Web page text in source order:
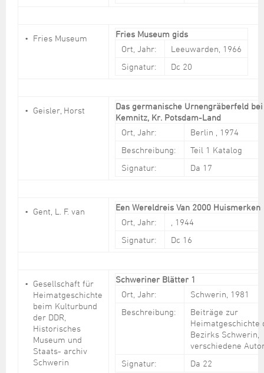
Fries Museum
Fries Museum gids
Ort, Jahr:
Leeuwarden, 1966
Signatur:
Dc 20
Geisler, Horst
Das germanische Urnengräberfeld bei
Kemnitz, Kr. Potsdam-Land
Ort, Jahr:
Berlin , 1974
Beschreibung:
Teil 1 Katalog
Signatur:
Da 17
Gent, L. F. van
Een Wereldreis Van 2000 Huismerken
Ort, Jahr:
, 1944
Signatur:
Dc 16
Gesellschaft für
Heimatgeschichte
beim Kulturbund
der DDR,
Historisches
Museum und
Staats- archiv
Schwerin
Schweriner Blätter 1
Ort, Jahr:
Schwerin, 1981
Beschreibung:
Beiträge zur
Heimatgeschichte
Bezirks Schwerin,
verschiedene
Signatur:
Da 22